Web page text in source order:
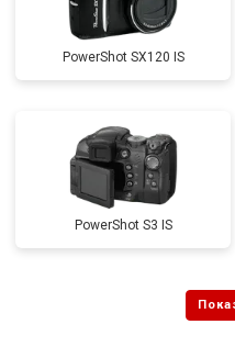
PowerShot SX120 IS
PowerShot S3 IS